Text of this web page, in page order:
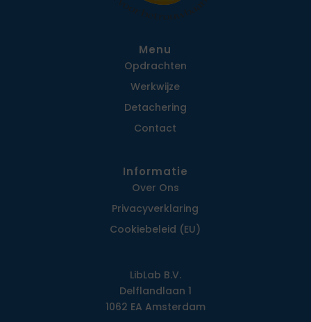
Menu
Opdrachten
Werkwijze
Detachering
Contact
Informatie
Over Ons
Privacy­verklaring
Cookiebeleid (EU)
LibLab B.V.
Delflandlaan 1
1062 EA Amsterdam